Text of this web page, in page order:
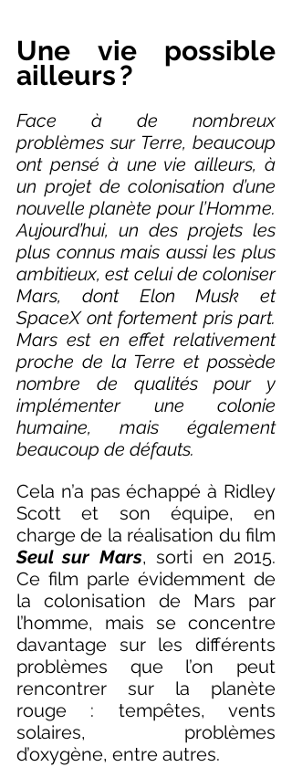
Une vie possible
ailleurs ?
Face à de nombreux
problèmes sur Terre, beaucoup
ont pensé à une vie ailleurs, à
un projet de colonisation d’une
nouvelle planète pour l’Homme.
Aujourd’hui, un des projets les
plus connus mais aussi les plus
ambitieux, est celui de coloniser
Mars, dont Elon Musk et
SpaceX ont fortement pris part.
Mars est en effet relativement
proche de la Terre et possède
nombre de qualités pour y
implémenter une colonie
humaine, mais également
beaucoup de défauts.
Cela n’a pas échappé à Ridley
Scott et son équipe, en
Seul sur Mars, sorti en 2015.
Ce film parle évidemment de
la colonisation de Mars par
l’homme, mais se concentre
davantage sur les différents
problèmes que l’on peut
rencontrer sur la planète
rouge : tempêtes, vents
solaires, problèmes
d’oxygène, entre autres.